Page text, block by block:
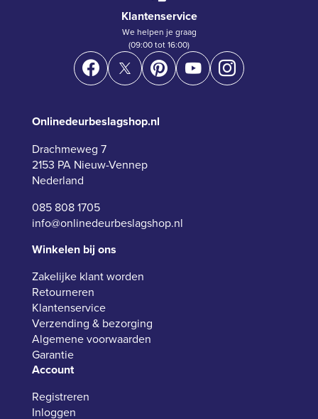
Klantenservice
We helpen je graag
(09:00 tot 16:00)
Onlinedeurbeslagshop.nl
Drachmeweg 7
2153 PA Nieuw-Vennep
Nederland
085 808 1705
info@onlinedeurbeslagshop.nl
Winkelen bij ons
Zakelijke klant worden
Retourneren
Klantenservice
Verzending & bezorging
Algemene voorwaarden
Garantie
Account
Registreren
Inloggen